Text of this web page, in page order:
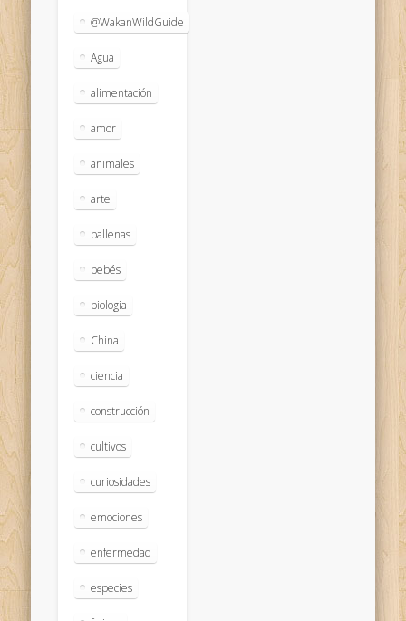
@WakanWildGuide
Agua
alimentación
amor
animales
arte
ballenas
bebés
biologia
China
ciencia
construcción
cultivos
curiosidades
emociones
enfermedad
especies